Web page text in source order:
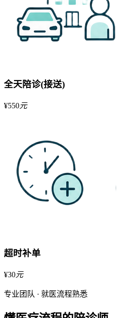
全天陪诊(接送)
¥550元
超时补单
¥30元
专业团队 · 就医流程熟悉